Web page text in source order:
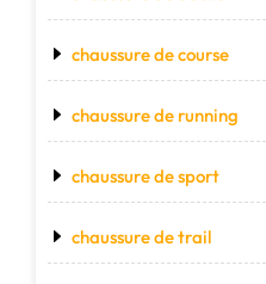
chaussure de course
chaussure de running
chaussure de sport
chaussure de trail